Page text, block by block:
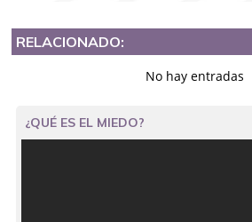
RELACIONADO:
No hay entradas
¿QUÉ ES EL MIEDO?